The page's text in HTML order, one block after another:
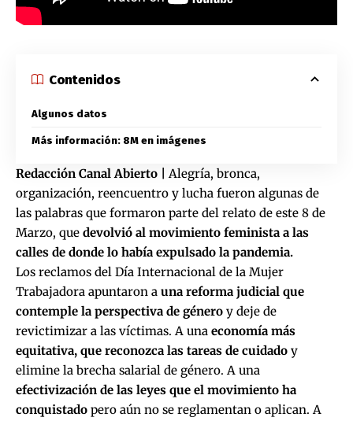
Contenidos
Algunos datos
Más información: 8M en imágenes
Redacción Canal Abierto |
Alegría, bronca,
organización, reencuentro y lucha fueron algunas de
las palabras que formaron parte del relato de este 8 de
Marzo, que devolvió al movimiento feminista a las
calles de donde lo había expulsado la pandemia.
Los reclamos del Día Internacional de la Mujer
Trabajadora apuntaron a una reforma judicial que
contemple la perspectiva de género y deje de
revictimizar a las víctimas. A una economía más
equitativa, que reconozca las tareas de cuidado y
elimine la brecha salarial de género. A una
efectivización de las leyes que el movimiento ha
conquistado pero aún no se reglamentan o aplican. A